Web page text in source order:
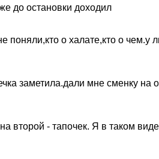
до остановки доходил
поняли,кто о халате,кто о чем.у
заметила.дали мне сменку на
второй - тапочек. Я в таком виде